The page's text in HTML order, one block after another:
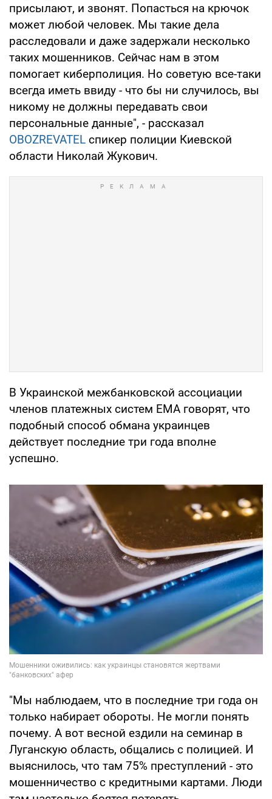
присылают, и звонят. Попасться на крючок
может любой человек. Мы такие дела
расследовали и даже задержали несколько
таких мошенников. Сейчас нам в этом
помогает киберполиция. Но советую все-таки
всегда иметь ввиду - что бы ни случилось, вы
никому не должны передавать свои
персональные данные", - рассказал
OBOZREVATEL спикер полиции Киевской
области Николай Жукович.
В Украинской межбанковской ассоциации
членов платежных систем ЕМА говорят, что
подобный способ обмана украинцев
действует последние три года вполне
успешно.
"Мы наблюдаем, что в последние три года он
только набирает обороты. Не могли понять
почему. А вот весной ездили на семинар в
Луганскую область, общались с полицией. И
выяснилось, что там 75% преступлений - это
мошенничество с кредитными картами. Люди